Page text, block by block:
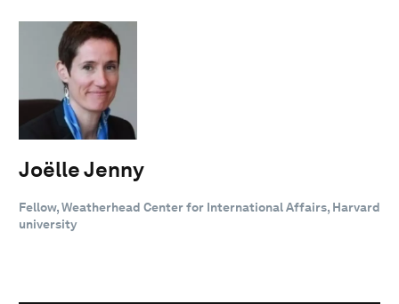
Joëlle Jenny
Fellow, Weatherhead Center for International Affairs, Harvard
university